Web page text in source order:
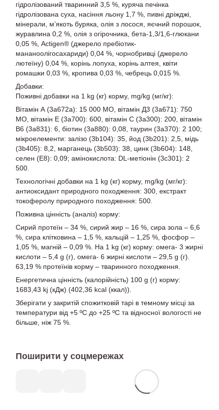
гідролізований тваринний 3,5 %, куряча печінка
гідролізована суха, насіння льону 1,7 %, пивні дріжджі,
мінерали, м’якоть буряка, олія з лосося, яєчний порошок,
журавлина 0,2 %, олія з огірочника, бета-1,3/1,6-глюкани
0,05 %, Actigen® (джерело пребіотик-
мананоолігосахариди) 0,04 %, чорнобривці (джерело
лютеїну) 0,04 %, корінь лопуха, корінь алтея, квіти
ромашки 0,03 %, кропива 0,03 %, чебрець 0,015 %.
Добавки:
Поживні добавки на 1 kg (кг) корму, mg/kg (мг/кг):
Вітамін А (3a672a): 15 000 МО, вітамін Д3 (3a671): 750
МО, вітамін Е (3a700): 600, вітамін С (3a300): 200, вітамін
B6 (3a831): 6, біотин (3a880): 0,08, таурин (3a370): 2 100;
мікроелементи: залізо (3b104): 35, йод (3b201): 2,5, мідь
(3b405): 8,2, марганець (3b503): 38, цинк (3b604): 148,
селен (E8): 0,09; амінокислота: DL-метіонін (3с301): 2
500.
Технологічні добавки на 1 kg (кг) корму, mg/kg (мг/кг):
антиоксидант природного походження: 300, екстракт
токоферолу природного походження: 500.
Поживна цінність (аналіз) корму:
Сирий протеїн – 34 %, сирий жир – 16 %, сира зола – 6,6
%, сира клітковина – 1,5 %, кальцій – 1,25 %, фосфор –
1,05 %, магній – 0,09 %. На 1 kg (кг) корму: омега- 3 жирні
кислоти – 5,4 g (г), омега- 6 жирні кислоти – 29,5 g (г).
63,19 % протеїнів корму – тваринного походження.
Енергетична цінність (калорійність) 100 g (г) корму:
1683,43 kj (кДж) (402,36 kcal (ккал)).
Зберігати у закритій спожитковій тарі в темному місці за
температури від +5 ºС до +25 ºС та відносної вологості не
більше, ніж 75 %.
Поширити у соцмережах